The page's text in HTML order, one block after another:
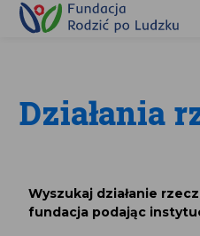
Przewiń
treści
Działania
Wyszukaj działanie
fundacja podając